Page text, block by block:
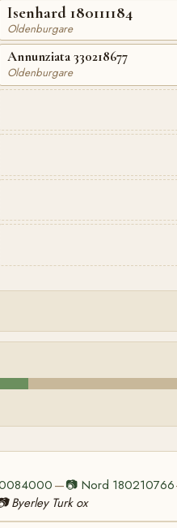
Isenhard 180111184
Oldenburgare
Annunziata 330218677
Oldenburgare
—📷 Nord 180210766
Byerley Turk ox